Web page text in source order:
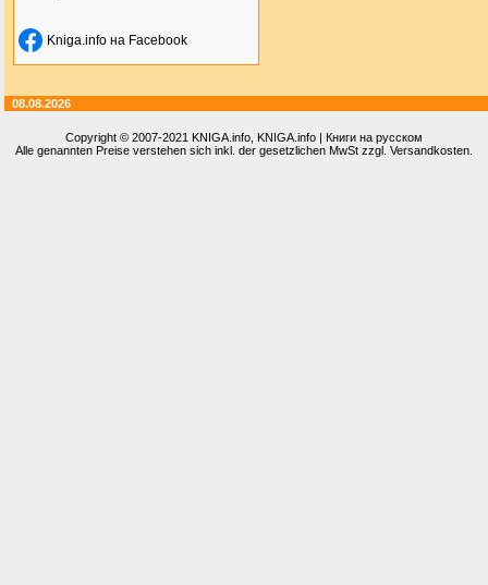
Kniga.info на Facebook
08.08.2026
Copyright © 2007-2021 KNIGA.info , KNIGA.info | Книги на русском
Alle genannten Preise verstehen sich inkl. der gesetzlichen MwSt zzgl. Versandkosten.